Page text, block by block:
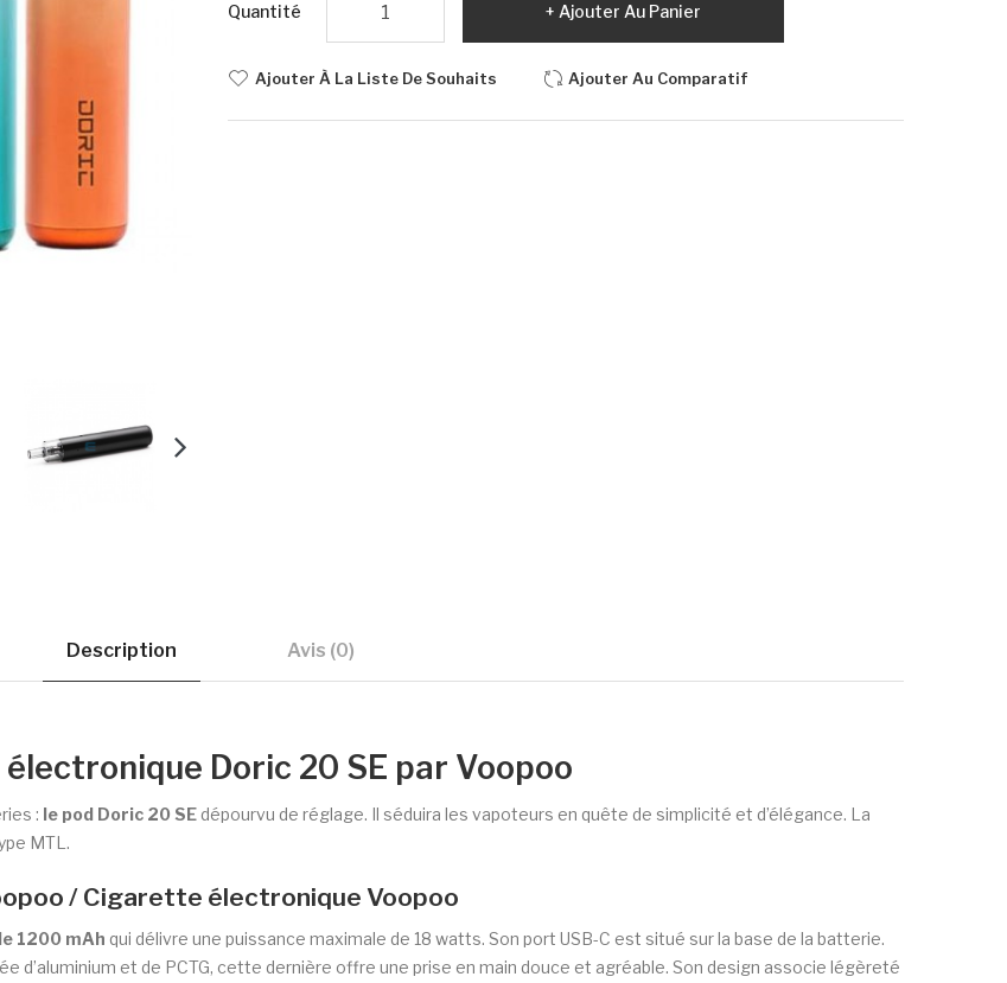
Quantité Ajouter Au Panier
Ajouter À La Liste De Souhaits Ajouter Au Comparatif
Description Avis (0)
Doric 20 SE par Voopoo
: le pod Doric 20 SE dépourvu de réglage. Il séduira les vapoteurs en quête de simplicité et d’élégance. La
MTL.
/ Cigarette électronique Voopoo
1200 mAh qui délivre une puissance maximale de 18 watts. Son port USB-C est situé sur la base de la batterie.
d’aluminium et de PCTG, cette dernière offre une prise en main douce et agréable. Son design associe légèreté